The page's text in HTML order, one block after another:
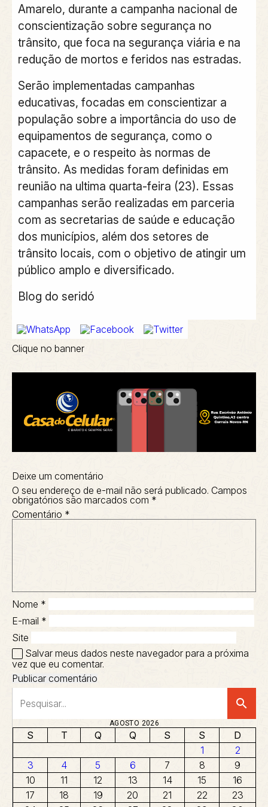
Amarelo, durante a campanha nacional de
conscientização sobre segurança no
trânsito, que foca na segurança viária e na
redução de mortos e feridos nas estradas.
Serão implementadas campanhas
educativas, focadas em conscientizar a
população sobre a importância do uso de
equipamentos de segurança, como o
capacete, e o respeito às normas de
trânsito. As medidas foram definidas em
reunião na ultima quarta-feira (23). Essas
campanhas serão realizadas em parceria
com as secretarias de saúde e educação
dos municípios, além dos setores de
trânsito locais, com o objetivo de atingir um
público amplo e diversificado.
Blog do seridó
Clique no banner
Deixe um comentário
O seu endereço de e-mail não será publicado. Campos
obrigatórios são marcados com *
Comentário *
Nome *
E-mail *
Site
Salvar meus dados neste navegador para a próxima
vez que eu comentar.
search
AGOSTO 2026
S T Q Q S S
D
1
2
3
4 5 6 7 8
9
10
11 12 13 14 15
16
17
18 19 20 21 22
23